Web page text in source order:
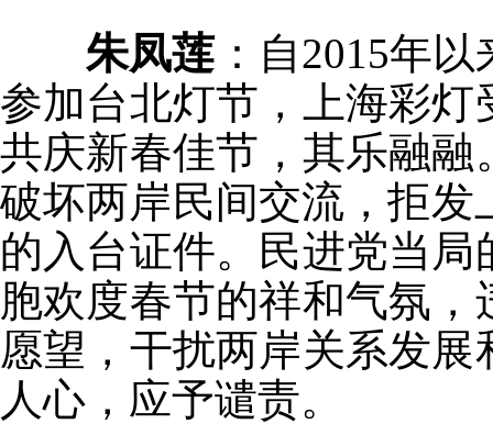
朱凤莲：自2015年
参加台北灯节，上海彩
共庆新春佳节，其乐融
破坏两岸民间交流，拒发
的入台证件。民进党当
胞欢度春节的祥和气氛
愿望，干扰两岸关系发
人心，应予谴责。